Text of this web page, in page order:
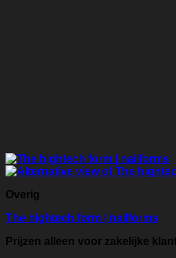
Overig
The hightech form | nailforms
Prijzen alleen voor zakelijke